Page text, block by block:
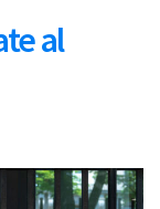
al